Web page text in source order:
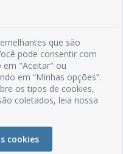
08h às 13h
que são
pode consentir com
em "Aceitar" ou
em “Minhas opções”.
os tipos de cookies,
coletados, leia nossa
cookies